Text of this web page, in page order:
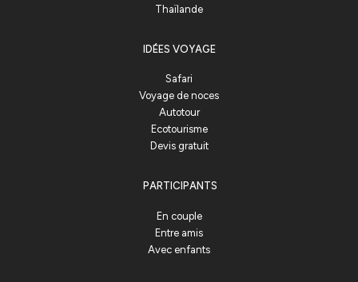
Thaïlande
IDÉES VOYAGE
Safari
Voyage de noces
Autotour
Ecotourisme
Devis gratuit
PARTICIPANTS
En couple
Entre amis
Avec enfants